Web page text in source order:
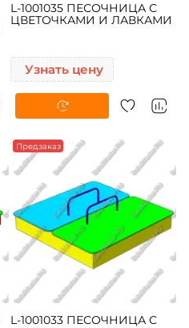
L-1001035 ПЕСОЧНИЦА С
ЦВЕТОЧКАМИ И ЛАВКАМИ
Узнать цену
Предзаказ
L-1001033 ПЕСОЧНИЦА С